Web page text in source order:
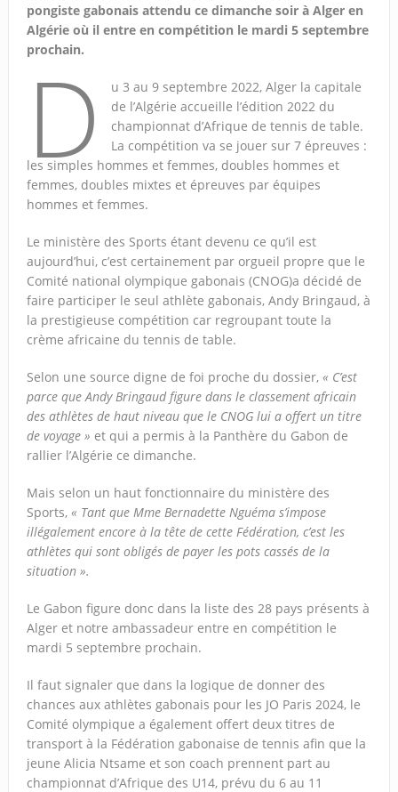
pongiste gabonais attendu ce dimanche soir à Alger en
Algérie où il entre en compétition le mardi 5 septembre
prochain.
D
u 3 au 9 septembre 2022, Alger la capitale
de l’Algérie accueille l’édition 2022 du
championnat d’Afrique de tennis de table.
La compétition va se jouer sur 7 épreuves :
les simples hommes et femmes, doubles hommes et
femmes, doubles mixtes et épreuves par équipes
hommes et femmes.
Le ministère des Sports étant devenu ce qu’il est
aujourd’hui, c’est certainement par orgueil propre que le
Comité national olympique gabonais (CNOG)a décidé de
faire participer le seul athlète gabonais, Andy Bringaud, à
la prestigieuse compétition car regroupant toute la
crème africaine du tennis de table.
Selon une source digne de foi proche du dossier, « C’est
parce que Andy Bringaud figure dans le classement africain
des athlètes de haut niveau que le CNOG lui a offert un titre
de voyage » et qui a permis à la Panthère du Gabon de
rallier l’Algérie ce dimanche.
Mais selon un haut fonctionnaire du ministère des
Sports, « Tant que Mme Bernadette Nguéma s’impose
illégalement encore à la tête de cette Fédération, c’est les
athlètes qui sont obligés de payer les pots cassés de la
situation ».
Le Gabon figure donc dans la liste des 28 pays présents à
Alger et notre ambassadeur entre en compétition le
mardi 5 septembre prochain.
Il faut signaler que dans la logique de donner des
chances aux athlètes gabonais pour les JO Paris 2024, le
Comité olympique a également offert deux titres de
transport à la Fédération gabonaise de tennis afin que la
jeune Alicia Ntsame et son coach prennent part au
championnat d’Afrique des U14, prévu du 6 au 11